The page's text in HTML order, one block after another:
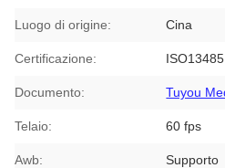
Luogo di origine: Cina
Certificazione:
Documento: Tuyou
Telaio: 60 fps
Awb: Supporto